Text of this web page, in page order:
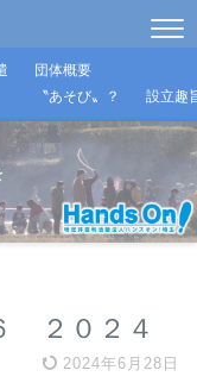
団体概要
〝あそび〟？
設立趣
２０２４
2024年6月28日